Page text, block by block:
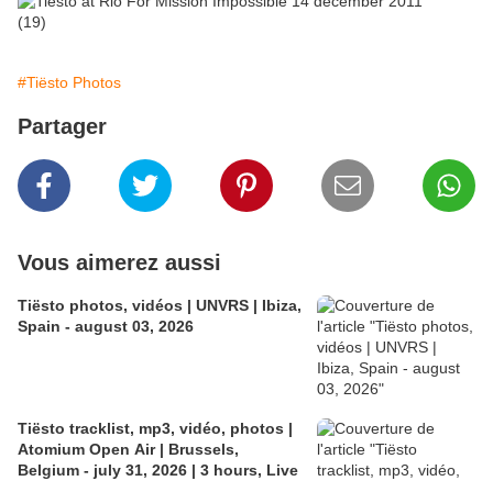
#Tiësto Photos
Partager
Vous aimerez aussi
Tiësto photos, vidéos | UNVRS | Ibiza,
Spain - august 03, 2026
Tiësto tracklist, mp3, vidéo, photos |
Atomium Open Air | Brussels,
Belgium - july 31, 2026 | 3 hours, Live